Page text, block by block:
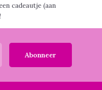
cadeautje (aan
Abonneer